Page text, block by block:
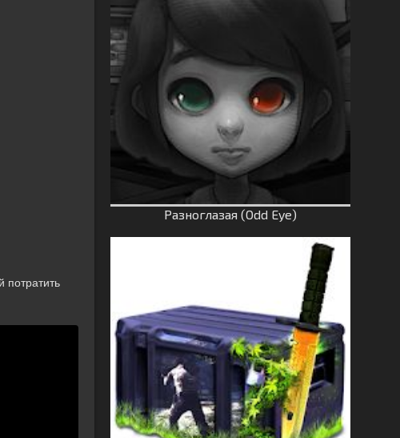
потратить
Разноглазая (Odd Eye)